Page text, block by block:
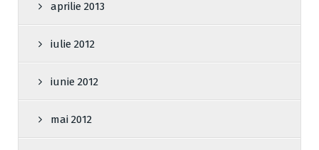
aprilie 2013
iulie 2012
iunie 2012
mai 2012